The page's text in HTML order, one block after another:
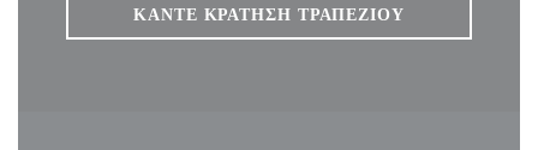
ΚΆΝΤΕ ΚΡΆΤΗΣΗ ΤΡΑΠΕΖΙΟΎ